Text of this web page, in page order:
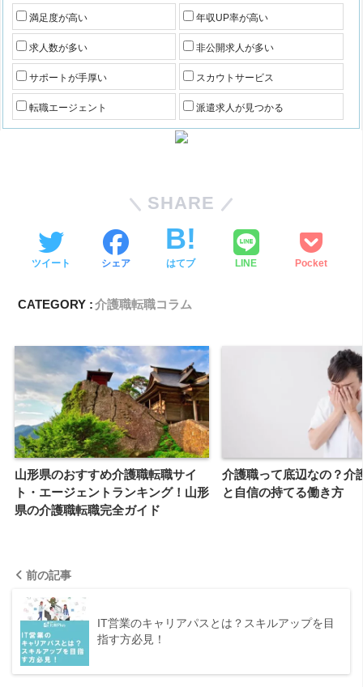
満足度が高い 年収UP率が高い
求人数が多い 非公開求人が多い
サポートが手厚い スカウトサービス
転職エージェント 派遣求人が見つかる
SHARE
ツイート シェア はてブ LINE Pocket
CATEGORY :介護職転職コラム
山形県のおすすめ介護職転職サイ
ト・エージェントランキング！山形
県の介護職転職完全ガイド
介護職って底辺なの？介
と自信の持てる働き方
前の記事
IT営業のキャリアパスとは？スキルアップを目
指す方必見！